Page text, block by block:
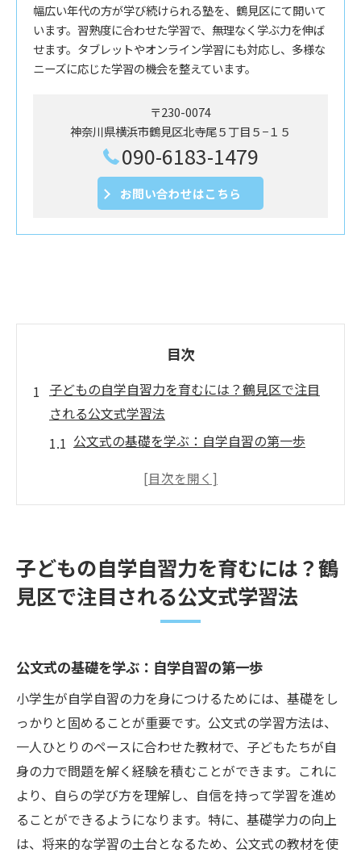
幅広い年代の方が学び続けられる塾を、鶴見区にて開いて
います。習熟度に合わせた学習で、無理なく学ぶ力を伸ば
せます。タブレットやオンライン学習にも対応し、多様な
ニーズに応じた学習の機会を整えています。
〒230-0074
神奈川県横浜市鶴見区北寺尾５丁目５−１５
090-6183-1479
お問い合わせはこちら
目次
子どもの自学自習力を育むには？鶴見区で注目
される公文式学習法
公文式の基礎を学ぶ：自学自習の第一歩
習慣化がカギ！毎日の自学自習の進め方
効率的学習を支える！公文式の教材選び
鶴見区で小学生の自学自習力を伸ばす公文式の
公文式で学ぶ楽しさを実感する子どもたち
学年を越えて挑戦！公文式の無限の可能性
個別対応の強み！公文式での個人指導の効
果
鶴見区の親御さんが選ぶ公文式の理由
学習効率を上げる！公文式のシステムの全
貌
子どもの自学自習力を育むには？鶴
見区で注目される公文式学習法
公文式の基礎を学ぶ：自学自習の第一歩
小学生が自学自習の力を身につけるためには、基礎をし
っかりと固めることが重要です。公文式の学習方法は、
一人ひとりのペースに合わせた教材で、子どもたちが自
身の力で問題を解く経験を積むことができます。これに
より、自らの学び方を理解し、自信を持って学習を進め
ることができるようになります。特に、基礎学力の向上
は、将来的な学習の土台となるため、公文式の教材を使